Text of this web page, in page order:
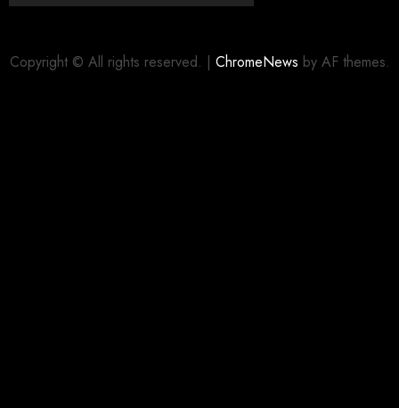
Copyright © All rights reserved. | ChromeNews by AF themes.